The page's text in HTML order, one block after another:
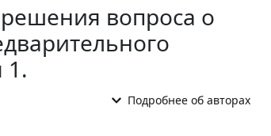
вопроса о
1.
Подробнее об авторах